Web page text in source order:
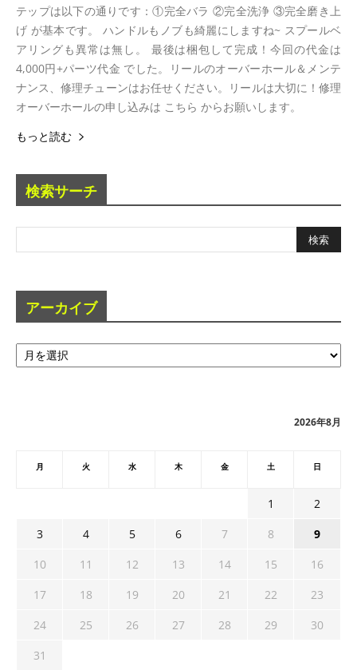
テップは以下の通りです：①完全バラ ②完全洗浄 ③完全磨き上
げ が基本です。 ハンドルもノブも綺麗にしますね~ スプールベ
アリングも異常は無し。 最後は梱包して完成！今回の代金は
4,000円+パーツ代金 でした。リールのオーバーホール＆メンテ
ナンス、修理チューンはお任せください。リールは大切に！修理
オーバーホールの申し込みは こちら からお願いします。
もっと読む
検索サーチ
アーカイブ
ア
ー
2026年8月
月 火 水 木 金 土 日
1
2
3
4 5 6 7 8
9
10
11 12 13 14 15
16
17
18 19 20 21 22
23
24
25 26 27 28 29
30
31